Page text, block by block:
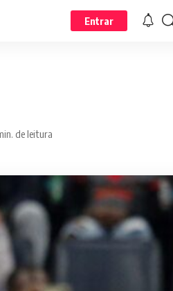
Entrar
de leitura